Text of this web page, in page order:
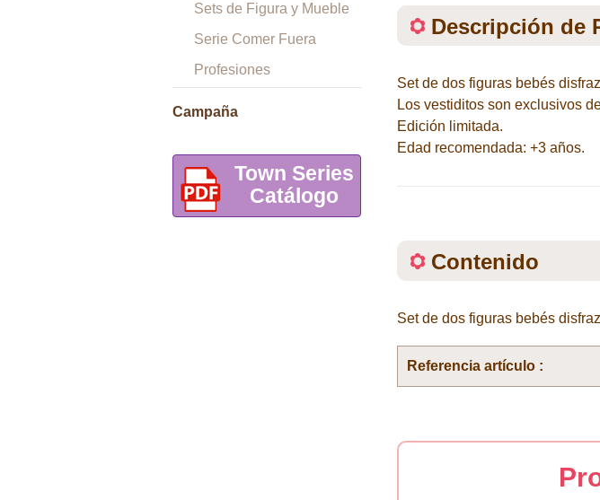
Sets de Figura y Mueble
Serie Comer Fuera
Profesiones
Campaña
Town Series
Catálogo
Descripción de
Set de dos figuras bebés
Los vestiditos son exclusivos
Edición limitada.
Edad recomendada: +3 años.
Contenido
Set de dos figuras bebés
Referencia artículo :